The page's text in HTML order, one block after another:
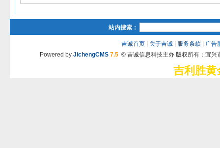
站内搜索：
吉诚首页 关于吉诚 服务条款
广告
Powered by JichengCMS 7.5© 吉诚信息科技主办 版权所有：宜兴
吉利胜